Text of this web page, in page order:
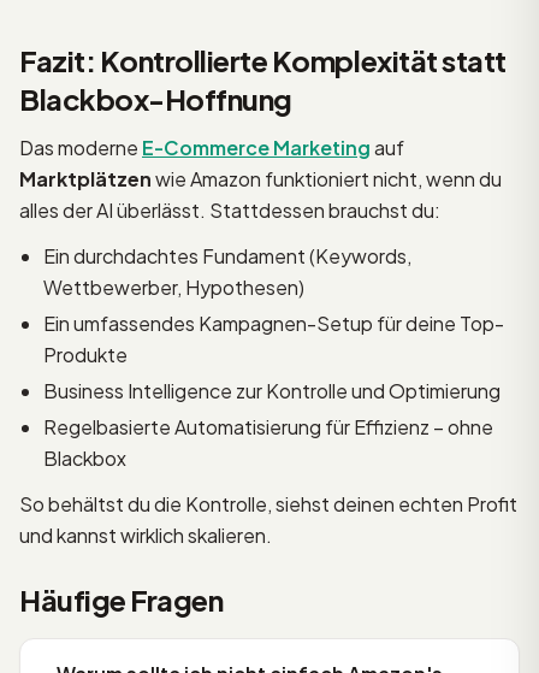
Fazit: Kontrollierte Komplexität statt
Blackbox-Hoffnung
Das moderne E-Commerce Marketingauf
Marktplätzenwie Amazon funktioniert nicht, wenn du
alles der AI überlässt. Stattdessen brauchst du:
Ein durchdachtes Fundament (Keywords,
Wettbewerber, Hypothesen)
Ein umfassendes Kampagnen-Setup für deine Top-
Produkte
Business Intelligence zur Kontrolle und Optimierung
Regelbasierte Automatisierung für Effizienz – ohne
Blackbox
So behältst du die Kontrolle, siehst deinen echten Profit
und kannst wirklich skalieren.
Häufige Fragen